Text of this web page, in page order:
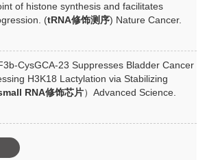
of histone synthesis and facilitates
(tRNA修饰测序) Nature Cancer.
CysGCA-23 Suppresses Bladder Cancer
H3K18 Lactylation via Stabilizing
RNA修饰芯片）Advanced Science.